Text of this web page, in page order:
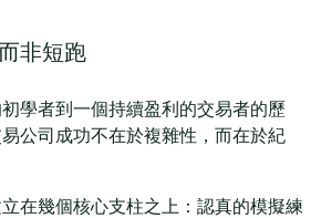
非短跑
學者到一個持續盈利的交易者的歷
公司成功不在於複雜性，而在於紀
在幾個核心支柱之上：認真的模擬練